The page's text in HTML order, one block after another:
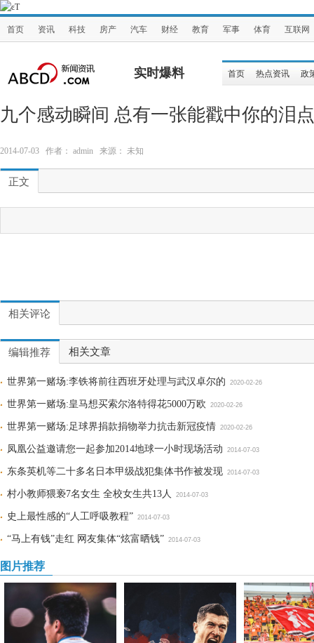
首页 资讯 科技 房产 汽车 财经 教育 军事 体育 互联网
实时爆料 首页 热点资讯 政
九个感动瞬间 总有一张能戳中你的泪点
2014-07-03 作者： admin 来源： 未知
正文
相关评论
编辑推荐 相关文章
世界第一赌场:李铁将前往西班牙处理与武汉卓尔的 2020-02-26
世界第一赌场:皇马想买索尔洛特得花5000万欧 2020-02-26
世界第一赌场:足球界捐款捐物举力抗击新冠疫情 2020-02-26
凤凰公益邀请您一起参加2014地球一小时现场活动 2014-07-03
东条英机等二十多名日本甲级战犯集体书作被发现 2014-07-03
村小教师猥亵7名女生 全校女生共13人 2014-07-03
史上最性感的“人工呼吸教程” 2014-07-03
“马上有钱”走红 网友集体“炫富晒钱” 2014-07-03
图片推荐